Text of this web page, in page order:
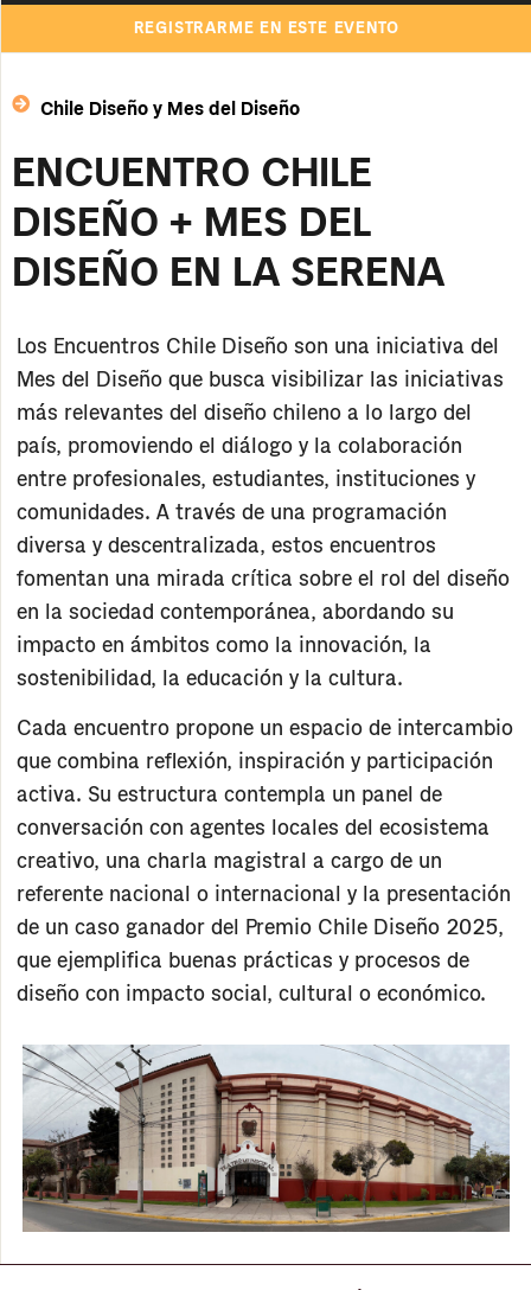
REGISTRARME EN ESTE EVENTO
Chile Diseño y Mes del Diseño
ENCUENTRO CHILE
DISEÑO + MES DEL
DISEÑO EN LA SERENA
Los Encuentros Chile Diseño son una iniciativa del
Mes del Diseño que busca visibilizar las iniciativas
más relevantes del diseño chileno a lo largo del
país, promoviendo el diálogo y la colaboración
entre profesionales, estudiantes, instituciones y
comunidades. A través de una programación
diversa y descentralizada, estos encuentros
fomentan una mirada crítica sobre el rol del diseño
en la sociedad contemporánea, abordando su
impacto en ámbitos como la innovación, la
sostenibilidad, la educación y la cultura.
Cada encuentro propone un espacio de intercambio
que combina reflexión, inspiración y participación
activa. Su estructura contempla un panel de
conversación con agentes locales del ecosistema
creativo, una charla magistral a cargo de un
referente nacional o internacional y la presentación
de un caso ganador del Premio Chile Diseño 2025,
que ejemplifica buenas prácticas y procesos de
diseño con impacto social, cultural o económico.